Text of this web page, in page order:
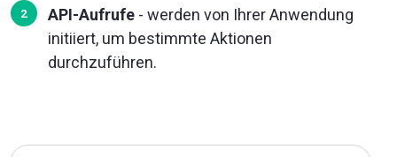
API-Aufrufe - werden von Ihrer Anwendung
initiiert, um bestimmte Aktionen
durchzuführen.